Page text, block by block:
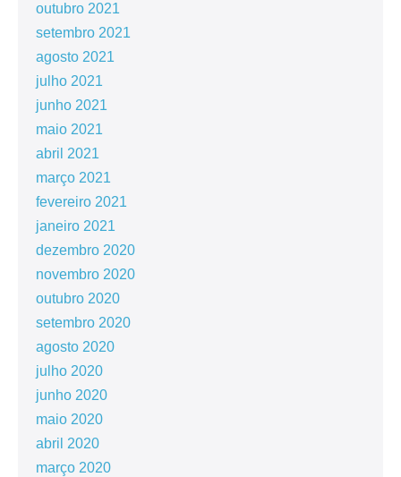
outubro 2021
setembro 2021
agosto 2021
julho 2021
junho 2021
maio 2021
abril 2021
março 2021
fevereiro 2021
janeiro 2021
dezembro 2020
novembro 2020
outubro 2020
setembro 2020
agosto 2020
julho 2020
junho 2020
maio 2020
abril 2020
março 2020